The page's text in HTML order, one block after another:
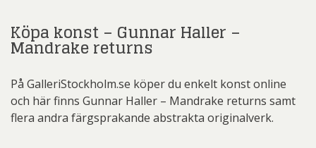
Köpa konst – Gunnar Haller –
Mandrake returns
På GalleriStockholm.se köper du enkelt konst online
och här finns Gunnar Haller – Mandrake returns samt
flera andra färgsprakande abstrakta originalverk.